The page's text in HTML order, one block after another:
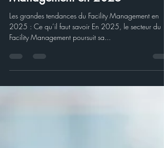
Les grandes tendances du
Management en 2025
Les grandes tendances du Facility Management en
2025 : Ce qu’il faut savoir En 2025, le secteur du